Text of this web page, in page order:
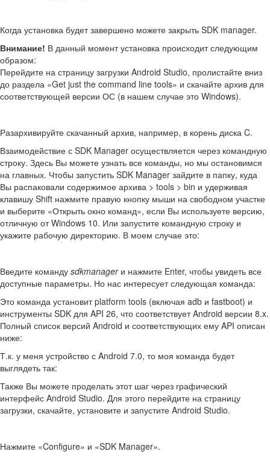
Когда установка будет завершено можете закрыть SDK manager.
Внимание! В данный момент установка происходит следующим
образом:
Перейдите на страницу загрузки Android Studio, пролистайте вниз
до раздела «Get just the command line tools» и скачайте архив для
соответствующей версии ОС (в нашем случае это Windows).
Разархивируйте скачанный архив, например, в корень диска C.
Взаимодействие с SDK Manager осуществляется через командную
строку. Здесь Вы можете узнать все команды, но мы остановимся
на главных. Чтобы запустить SDK Manager зайдите в папку, куда
Вы распаковали содержимое архива > tools > bin и удерживая
клавишу Shift нажмите правую кнопку мыши на свободном участке
и выберите «Открыть окно команд», если Вы используете версию,
отличную от Windows 10. Или запустите командную строку и
укажите рабочую директорию. В моем случае это:
Введите команду sdkmanagerи нажмите Enter, чтобы увидеть все
доступные параметры. Но нас интересует следующая команда:
Это команда установит platform tools (включая adb и fastboot) и
инструменты SDK для API 26, что соответствует Android версии 8.x.
Полный список версий Android и соответствующих ему API описан
ниже:
Т.к. у меня устройство с Android 7.0, то моя команда будет
выглядеть так:
Также Вы можете проделать этот шаг через графический
интерфейс Android Studio. Для этого перейдите на страницу
загрузки, скачайте, установите и запустите Android Studio.
Нажмите «Configure» и «SDK Manager».